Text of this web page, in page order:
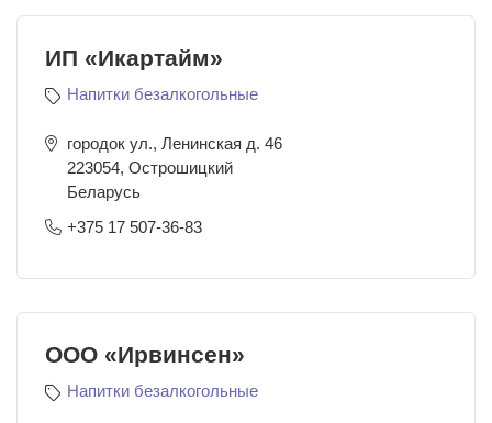
ИП «Икартайм»
Напитки безалкогольные
городок ул., Ленинская д. 46
223054, Острошицкий
Беларусь
+375 17 507-36-83
ООО «Ирвинсен»
Напитки безалкогольные